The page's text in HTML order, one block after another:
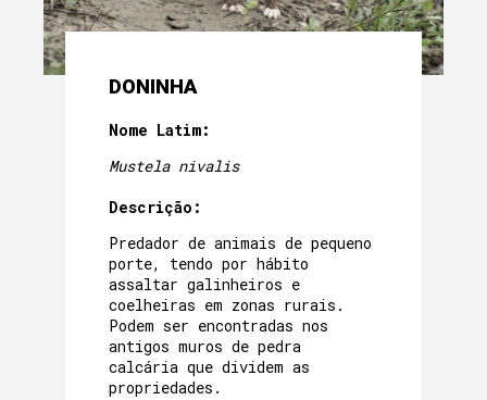
DONINHA
Nome Latim:
Mustela nivalis
Descrição:
Predador de animais de pequeno
porte, tendo por hábito
assaltar galinheiros e
coelheiras em zonas rurais.
Podem ser encontradas nos
antigos muros de pedra
calcária que dividem as
propriedades.